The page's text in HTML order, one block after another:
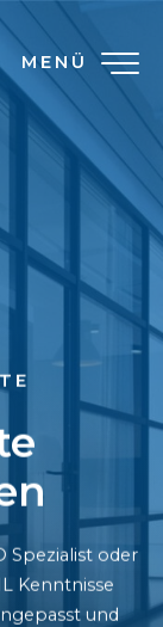
MENÜ
Spezialist oder
Kenntnisse
und